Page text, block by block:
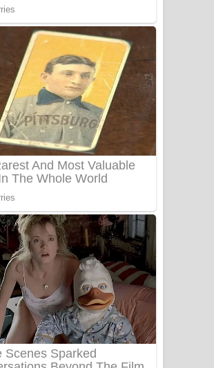
Doni Song Lyrics - දෝණි ගීතයේ පද
Benthara Palame Song Lyrics -
බෙන්තර පාලමේ ගීතයේ පද පෙළ
Sanda Babalena Song Lyrics - සඳ
බැබලෙන ගීතයේ පද පෙළ
වැඩි නිසා ගීතයේ පද පෙළ
UNUHUMA Song Lyrics - උණුහුම
ගීතයේ පද පෙළ
Katakara Song Lyrics - කටකාර ගීතයේ
පද පෙළ
Tharu Yaye Dilena Song Lyrics - තරු